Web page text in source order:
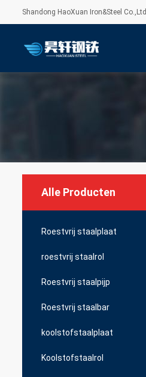
Shandong HaoXuan Iron&Steel Co.,Ltd
Alle Producten
Roestvrij staalplaat
roestvrij staalrol
Roestvrij staalpijp
Roestvrij staalbar
koolstofstaalplaat
Koolstofstaalrol